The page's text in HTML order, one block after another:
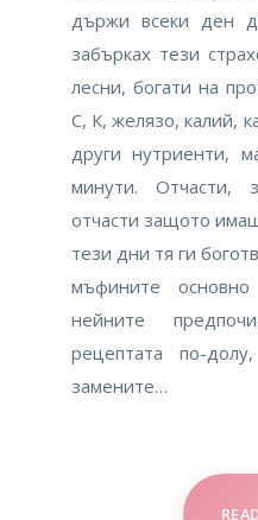
държи всеки ден
забърках тези
лесни, богати на
С, К, желязо, калий,
други нутриенти,
минути. Отчасти,
отчасти защото
тези дни тя ги
мъфините
нейните
рецептата по-
замените…